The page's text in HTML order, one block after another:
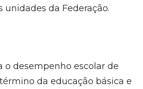
unidades da Federação.
o desempenho escolar de
da educação básica e